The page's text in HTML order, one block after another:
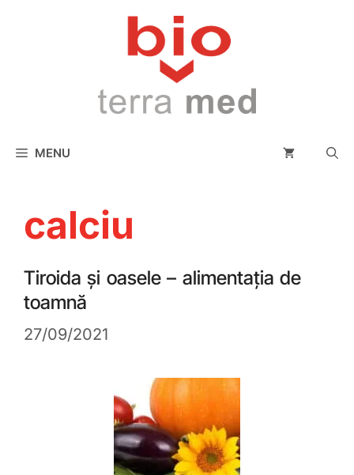
MENU
calciu
Tiroida și oasele – alimentația de
toamnă
27/09/2021